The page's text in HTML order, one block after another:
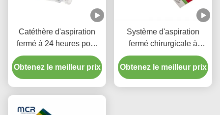
Catéthère d'aspiration
fermé à 24 heures pour
enfant avec trois
connecteurs en pièce Y
Obtenez le meilleur prix
Système d'aspiration
fermé chirurgicale à
usage unique Nouveaux-
nés/pédiatrie-coudes
Obtenez le meilleur prix